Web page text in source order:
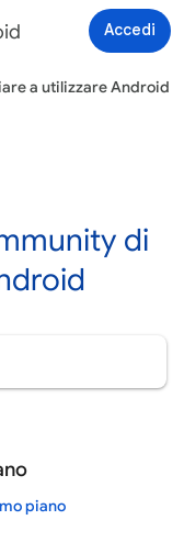
Accedi
a utilizzare Android
di
piano